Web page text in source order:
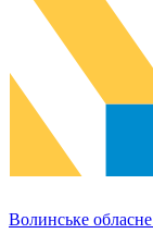
Волинське обласне